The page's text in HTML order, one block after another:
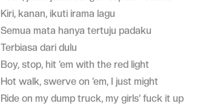
Kiri, kanan, ikuti irama lagu
Semua mata hanya tertuju padaku
Terbiasa dari dulu
Boy, stop, hit ’em with the red light
Hot walk, swerve on ’em, I just might
Ride on my dump truck, my girls’ fuck it up